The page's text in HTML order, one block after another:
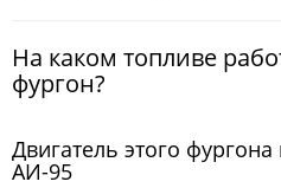
На каком топливе
фургон?
Двигатель этого
АИ-95